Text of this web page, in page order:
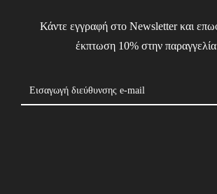
Κάντε εγγραφή στο Newsletter και
έκπτωση 10% στην